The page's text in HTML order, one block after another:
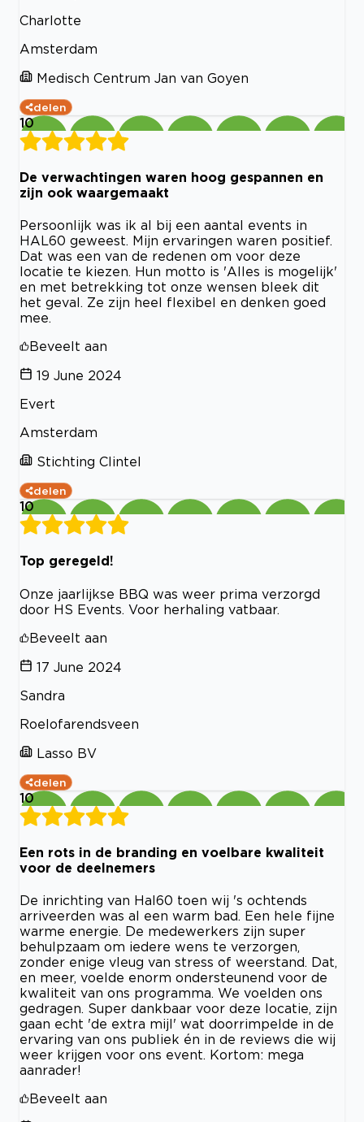
Charlotte
Amsterdam
Medisch Centrum Jan van Goyen
delen
10
De verwachtingen waren hoog gespannen en
zijn ook waargemaakt
Persoonlijk was ik al bij een aantal events in
HAL60 geweest. Mijn ervaringen waren positief.
Dat was een van de redenen om voor deze
locatie te kiezen. Hun motto is 'Alles is mogelijk'
en met betrekking tot onze wensen bleek dit
het geval. Ze zijn heel flexibel en denken goed
mee.
Beveelt aan
19 June 2024
Evert
Amsterdam
Stichting Clintel
delen
10
Top geregeld!
Onze jaarlijkse BBQ was weer prima verzorgd
door HS Events. Voor herhaling vatbaar.
Beveelt aan
17 June 2024
Sandra
Roelofarendsveen
Lasso BV
delen
10
Een rots in de branding en voelbare kwaliteit
voor de deelnemers
De inrichting van Hal60 toen wij 's ochtends
arriveerden was al een warm bad. Een hele fijne
warme energie. De medewerkers zijn super
behulpzaam om iedere wens te verzorgen,
zonder enige vleug van stress of weerstand. Dat,
en meer, voelde enorm ondersteunend voor de
kwaliteit van ons programma. We voelden ons
gedragen. Super dankbaar voor deze locatie, zijn
gaan echt 'de extra mijl' wat doorrimpelde in de
ervaring van ons publiek én in de reviews die wij
weer krijgen voor ons event. Kortom: mega
aanrader!
Beveelt aan